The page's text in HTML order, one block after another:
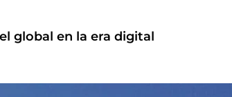
global en la era digital